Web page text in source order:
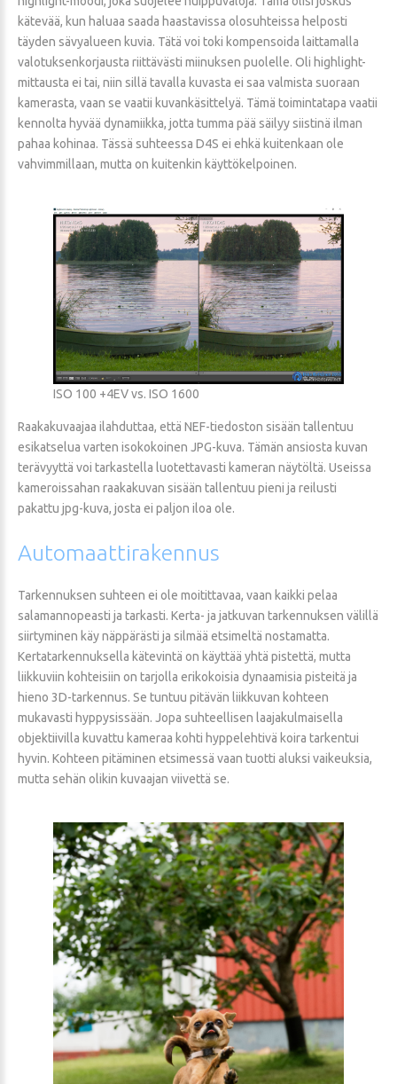
kätevää, kun haluaa saada haastavissa olosuhteissa helposti
täyden sävyalueen kuvia. Tätä voi toki kompensoida laittamalla
valotuksenkorjausta riittävästi miinuksen puolelle. Oli highlight-
mittausta ei tai, niin sillä tavalla kuvasta ei saa valmista suoraan
kamerasta, vaan se vaatii kuvankäsittelyä. Tämä toimintatapa vaatii
kennolta hyvää dynamiikka, jotta tumma pää säilyy siistinä ilman
pahaa kohinaa. Tässä suhteessa D4S ei ehkä kuitenkaan ole
vahvimmillaan, mutta on kuitenkin käyttökelpoinen.
ISO 100 +4EV vs. ISO 1600
Raakakuvaajaa ilahduttaa, että NEF-tiedoston sisään tallentuu
esikatselua varten isokokoinen JPG-kuva. Tämän ansiosta kuvan
terävyyttä voi tarkastella luotettavasti kameran näytöltä. Useissa
kameroissahan raakakuvan sisään tallentuu pieni ja reilusti
pakattu jpg-kuva, josta ei paljon iloa ole.
Automaattirakennus
Tarkennuksen suhteen ei ole moitittavaa, vaan kaikki pelaa
salamannopeasti ja tarkasti. Kerta- ja jatkuvan tarkennuksen välillä
siirtyminen käy näppärästi ja silmää etsimeltä nostamatta.
Kertatarkennuksella kätevintä on käyttää yhtä pistettä, mutta
liikkuviin kohteisiin on tarjolla erikokoisia dynaamisia pisteitä ja
hieno 3D-tarkennus. Se tuntuu pitävän liikkuvan kohteen
mukavasti hyppysissään. Jopa suhteellisen laajakulmaisella
objektiivilla kuvattu kameraa kohti hyppelehtivä koira tarkentui
hyvin. Kohteen pitäminen etsimessä vaan tuotti aluksi vaikeuksia,
mutta sehän olikin kuvaajan viivettä se.